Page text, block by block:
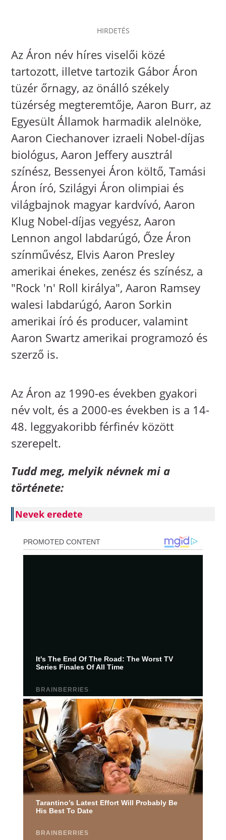
HIRDETÉS
Az Áron név híres viselői közé
tartozott, illetve tartozik Gábor Áron
tüzér őrnagy, az önálló székely
tüzérség megteremtője, Aaron Burr, az
Egyesült Államok harmadik alelnöke,
Aaron Ciechanover izraeli Nobel-díjas
biológus, Aaron Jeffery ausztrál
színész, Bessenyei Áron költő, Tamási
Áron író, Szilágyi Áron olimpiai és
világbajnok magyar kardvívó, Aaron
Klug Nobel-díjas vegyész, Aaron
Lennon angol labdarúgó, Őze Áron
színművész, Elvis Aaron Presley
amerikai énekes, zenész és színész, a
"Rock 'n' Roll királya", Aaron Ramsey
walesi labdarúgó, Aaron Sorkin
amerikai író és producer, valamint
Aaron Swartz amerikai programozó és
szerző is.
Az Áron az 1990-es években gyakori
név volt, és a 2000-es években is a 14-
48. leggyakoribb férfinév között
szerepelt.
Tudd meg, melyik névnek mi a
története:
Nevek eredete